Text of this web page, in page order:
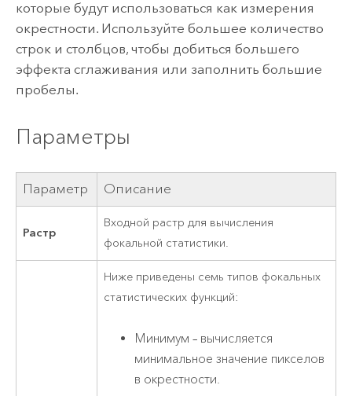
которые будут использоваться как измерения
окрестности. Используйте большее количество
строк и столбцов, чтобы добиться большего
эффекта сглаживания или заполнить большие
пробелы.
Параметры
Параметр Описание
Растр
Входной растр для вычисления
фокальной статистики.
Ниже приведены семь типов фокальных
статистических функций:
Минимум – вычисляется
минимальное значение пикселов
в окрестности.